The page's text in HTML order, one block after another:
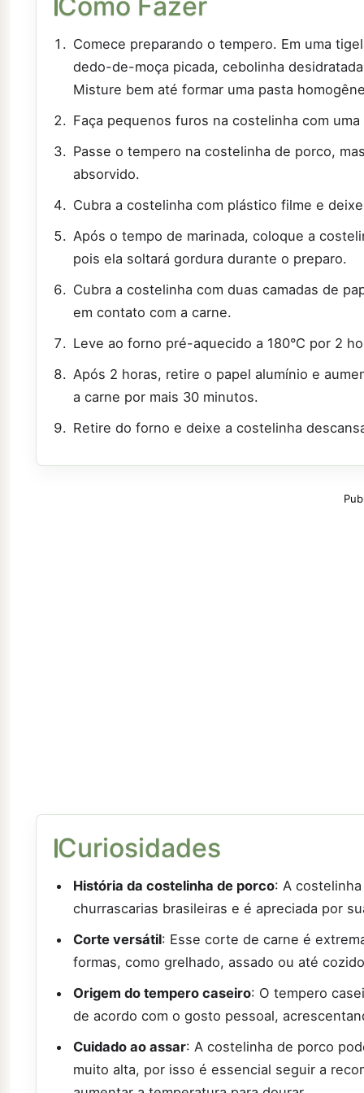
Comece preparando o tempero. Em uma
dedo-de-moça picada, cebolinha
Misture bem até formar uma pasta
Faça pequenos furos na costelinha com
Passe o tempero na costelinha de porco,
absorvido.
Cubra a costelinha com plástico filme e
Após o tempo de marinada, coloque a
pois ela soltará gordura durante o preparo.
Cubra a costelinha com duas camadas de
em contato com a carne.
Leve ao forno pré-aquecido a 180°C por 2
Após 2 horas, retire o papel alumínio e
a carne por mais 30 minutos.
Retire do forno e deixe a costelinha
Curiosidades
História da costelinha de porco: A
churrascarias brasileiras e é apreciada por
Corte versátil: Esse corte de carne é
formas, como grelhado, assado ou até
Origem do tempero caseiro: O tempero
de acordo com o gosto pessoal,
Cuidado ao assar: A costelinha de porco
muito alta, por isso é essencial seguir a